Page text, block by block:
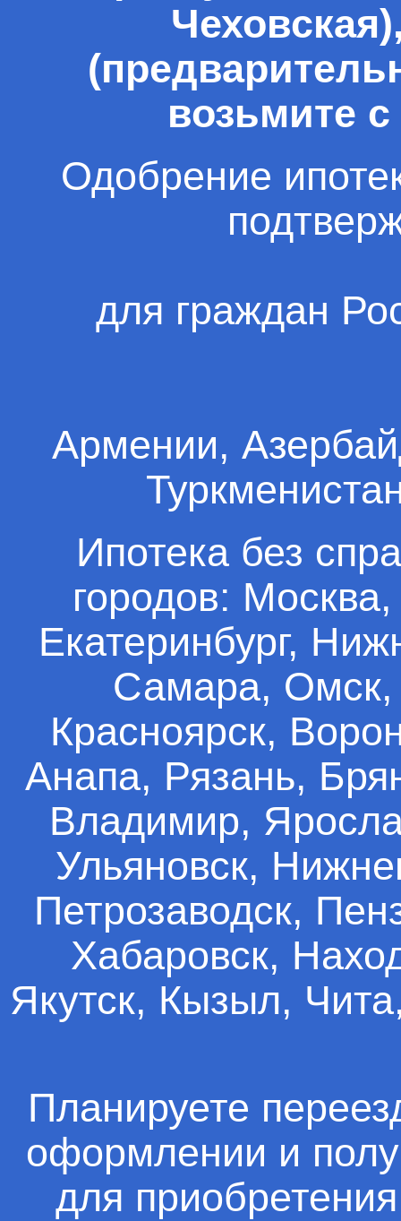
возьмите
Одобрение
для граждан
Армении,
Ипотека без
городов:
Екатеринбург,
Самара, Омск,
Красноярск,
Анапа, Рязань,
Владимир,
Ульяновск,
Петрозаводск,
Хабаровск,
Якутск, Кызыл,
Планируете
оформлении и
для